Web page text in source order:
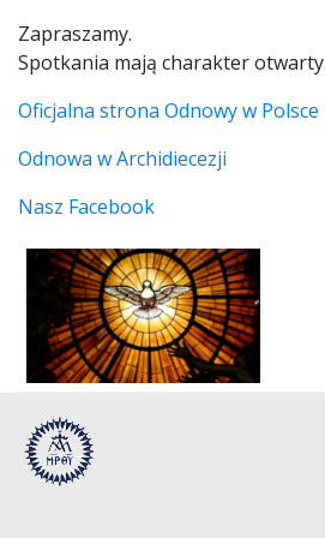
Zapraszamy.
Spotkania mają charakter otwarty.
Oficjalna strona Odnowy w Polsce
Odnowa w Archidiecezji
Nasz Facebook